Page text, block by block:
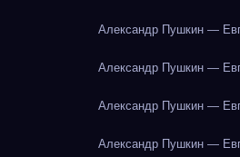
Александр Пушкин —
Александр Пушкин —
Александр Пушкин —
Александр Пушкин —